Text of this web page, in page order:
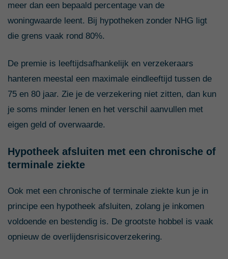
meer dan een bepaald percentage van de
woningwaarde leent. Bij hypotheken zonder NHG ligt
die grens vaak rond 80%.
De premie is leeftijdsafhankelijk en verzekeraars
hanteren meestal een maximale eindleeftijd tussen de
75 en 80 jaar. Zie je de verzekering niet zitten, dan kun
je soms minder lenen en het verschil aanvullen met
eigen geld of overwaarde.
Hypotheek afsluiten met een chronische of
terminale ziekte
Ook met een chronische of terminale ziekte kun je in
principe een hypotheek afsluiten, zolang je inkomen
voldoende en bestendig is. De grootste hobbel is vaak
opnieuw de overlijdensrisicoverzekering.